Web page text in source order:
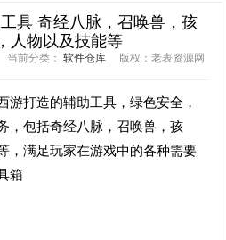
具 奇经八脉，召唤兽，孩
人物以及技能等
前分类： 软件仓库 版权：老表资源网
游打造的辅助工具，绿色安全，
，包括奇经八脉，召唤兽，孩
，满足玩家在游戏中的各种需要
箱